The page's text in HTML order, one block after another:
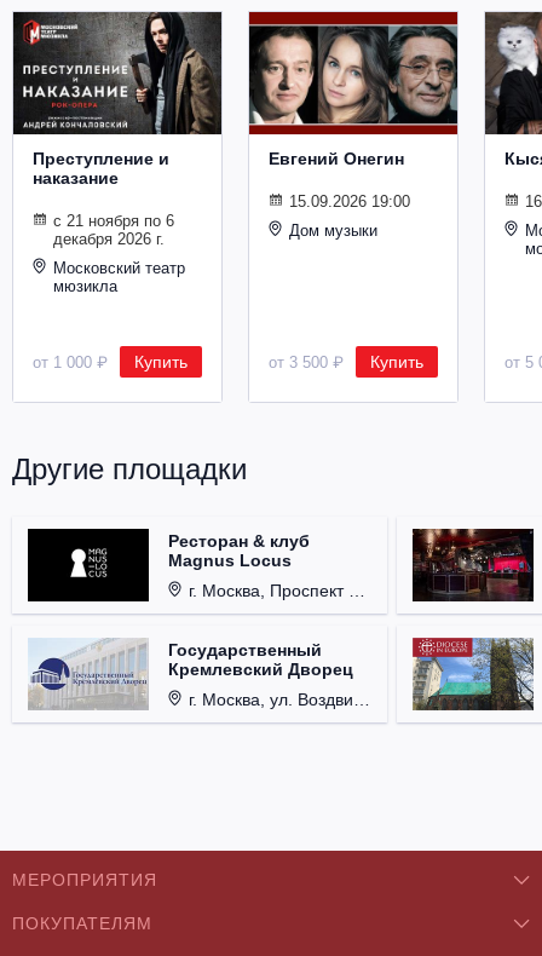
Преступление и
наказание
с 21 ноября по 6
декабря 2026 г.
Московский театр
мюзикла
от 1 000 ₽ Купить
Евгений Онегин
15.09.2026 19:00
Дом музыки
от 3 500 ₽ Купить от 5
Другие площадки
Ресторан & клуб
Magnus Locus
г. Москва, Проспект Мира, д. 12, стр. 9.
Государственный
Кремлевский Дворец
г. Москва, ул. Воздвиженка, д. 1, Кремль.
МЕРОПРИЯТИЯ
Концерты
ПОКУПАТЕЛЯМ